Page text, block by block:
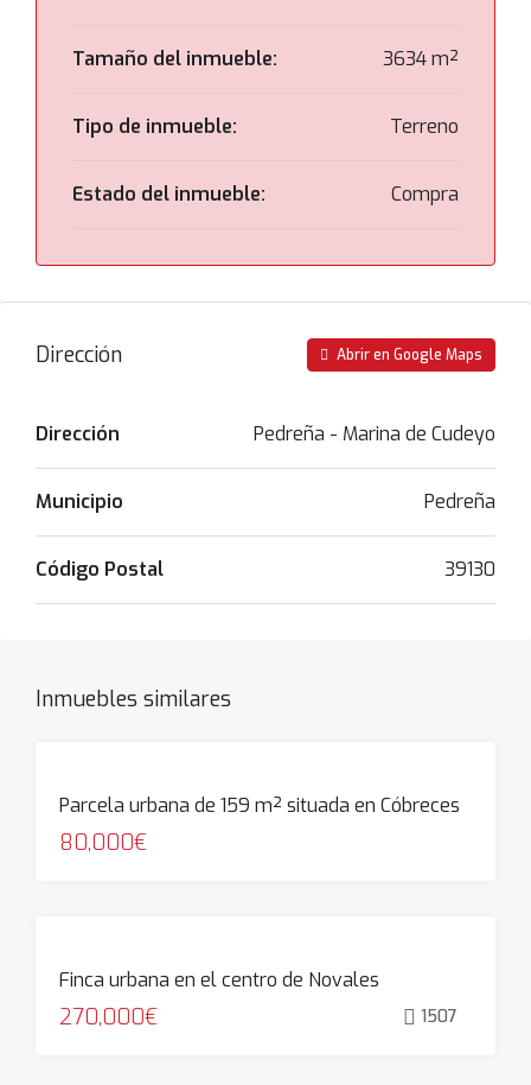
Tamaño del inmueble: 3634 m²
Tipo de inmueble: Terreno
Estado del inmueble: Compra
Dirección Abrir en Google Maps
Dirección Pedreña - Marina de Cudeyo
Municipio Pedreña
Código Postal 39130
Inmuebles similares
Parcela urbana de 159 m² situada en Cóbreces
80,000€
Finca urbana en el centro de Novales
270,000€ 1507